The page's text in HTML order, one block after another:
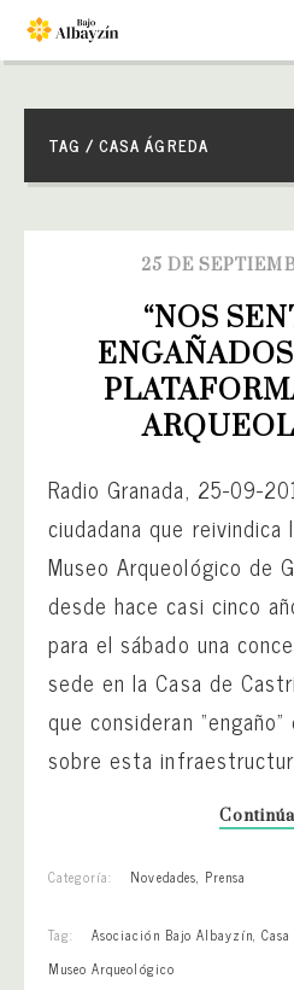
TAG / CASA ÁGREDA
25 DE
“NOS
Radio Granada, 25-09-
ciudadana que
Museo Arqueológico de
desde hace casi cinco
para el sábado una
sede en la Casa de
que consideran
sobre esta
Categoría: Novedades, Prensa
Tag: Asociación Bajo Albayzín,
Museo Arqueológico